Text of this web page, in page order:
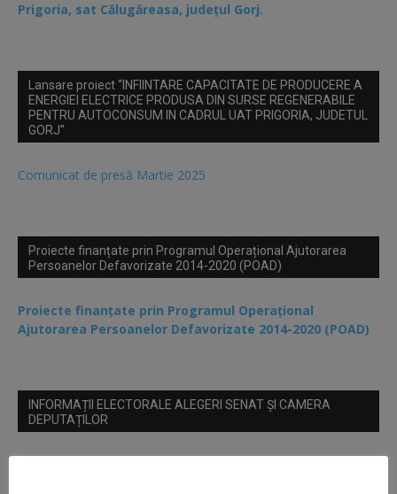
Prigoria, sat Călugăreasa, județul Gorj.
Lansare proiect “INFIINTARE CAPACITATE DE PRODUCERE A
ENERGIEI ELECTRICE PRODUSA DIN SURSE REGENERABILE
PENTRU AUTOCONSUM IN CADRUL UAT PRIGORIA, JUDETUL
GORJ”
Comunicat de presă Martie 2025
Proiecte finanțate prin Programul Operațional Ajutorarea
Persoanelor Defavorizate 2014-2020 (POAD)
Proiecte finanțate prin Programul Operațional
Ajutorarea Persoanelor Defavorizate 2014-2020 (POAD)
INFORMAȚII ELECTORALE ALEGERI SENAT ȘI CAMERA
DEPUTAȚILOR